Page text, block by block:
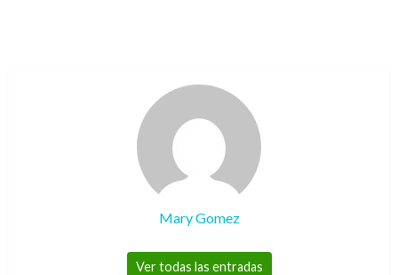
Mary Gomez
Ver todas las entradas